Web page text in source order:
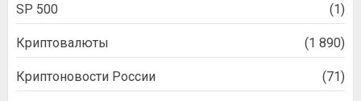
SP 500 (1)
Криптовалюты (1 890)
Криптоновости России (71)